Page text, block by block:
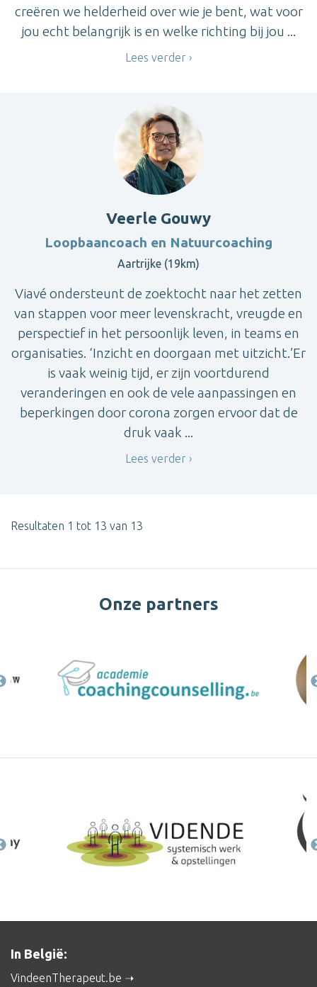
creëren we helderheid over wie je bent, wat voor
jou echt belangrijk is en welke richting bij jou ...
Lees verder
Veerle Gouwy
Loopbaancoach en Natuurcoaching
Aartrijke (19km)
Viavé ondersteunt de zoektocht naar het zetten
van stappen voor meer levenskracht, vreugde en
perspectief in het persoonlijk leven, in teams en
organisaties. ‘Inzicht en doorgaan met uitzicht.’Er
is vaak weinig tijd, er zijn voortdurend
veranderingen en ook de vele aanpassingen en
beperkingen door corona zorgen ervoor dat de
druk vaak ...
Lees verder
Resultaten 1 tot 13 van 13
Onze partners
In België:
VindeenTherapeut.be